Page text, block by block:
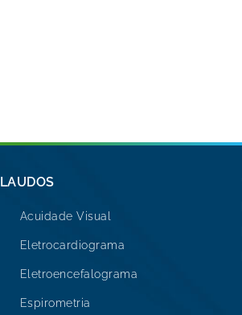
LAUDOS
Acuidade Visual
Eletrocardiograma
Eletroencefalograma
Espirometria